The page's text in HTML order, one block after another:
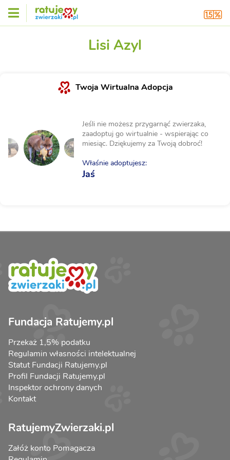
Lisi Azyl
Twoja Wirtualna Adopcja
Jeśli nie możesz przygarnąć zwierzaka,
zaadoptuj go wirtualnie - wspierając co
miesiąc. Dziękujemy za Twoją dobroć!
Właśnie adoptujesz:
Jaś
Fundacja Ratujemy.pl
Przekaż 1,5% podatku
Regulamin własności intelektualnej
Statut Fundacji Ratujemy.pl
Profil Fundacji Ratujemy.pl
Inspektor ochrony danych
Kontakt
RatujemyZwierzaki.pl
Załóż konto Pomagacza